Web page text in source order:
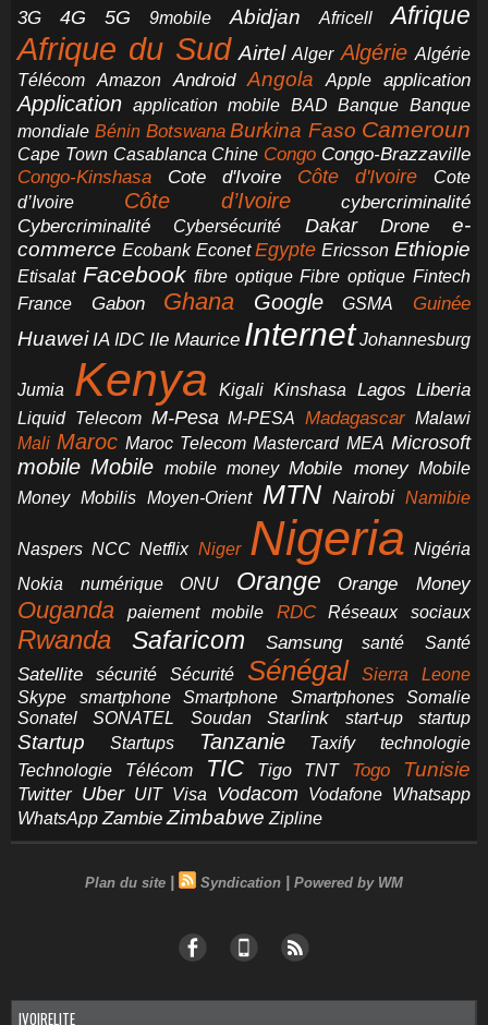
3G 4G 5G 9mobile Abidjan Africell Afrique
Afrique du Sud Airtel Alger Algérie Algérie
Télécom
Amazon Android Angola Apple application
Application application mobile BAD Banque Banque
mondiale Bénin Botswana Burkina Faso Cameroun
Cape Town Casablanca Chine Congo Congo-Brazzaville
Congo-Kinshasa Cote d'Ivoire Côte d'Ivoire
Cote
d’Ivoire
Côte d’Ivoire
cybercriminalité
Cybercriminalité
Cybersécurité Dakar Drone
e-
commerce Ecobank Econet Egypte Ericsson Ethiopie
Etisalat Facebook fibre optique Fibre optique Fintech
France
Gabon Ghana Google GSMA Guinée
Huawei IA IDC Ile Maurice Internet Johannesburg
Jumia Kenya Kigali Kinshasa Lagos Liberia
Liquid Telecom M-Pesa M-PESA Madagascar Malawi
Mali Maroc Maroc Telecom Mastercard MEA Microsoft
mobile Mobile mobile money Mobile money Mobile
Money Mobilis Moyen-Orient MTN Nairobi Namibie
Naspers NCC Netflix Niger Nigeria Nigéria
Nokia
numérique ONU Orange Orange Money
Ouganda paiement mobile RDC Réseaux sociaux
Rwanda Safaricom Samsung santé Santé
Satellite sécurité Sécurité Sénégal
Sierra Leone
Skype
smartphone Smartphone Smartphones
Somalie
Sonatel
SONATEL Soudan Starlink start-up startup
Startup Startups Tanzanie Taxify
technologie
Technologie
Télécom TIC Tigo TNT Togo Tunisie
Twitter Uber UIT Visa Vodacom Vodafone Whatsapp
WhatsApp Zambie Zimbabwe Zipline
Plan du site | Syndication | Powered by WM
IVOIRELITE